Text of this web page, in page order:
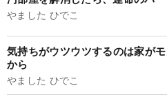
やました ひでこ
気持ちがウツウツするのは家が
から
やました ひでこ